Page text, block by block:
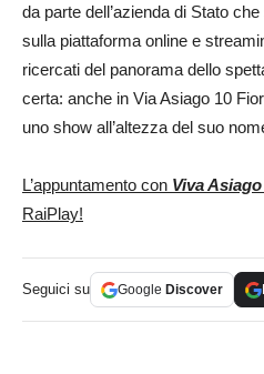
da parte dell’azienda di Stato
sulla piattaforma online e
ricercati del panorama dello
certa: anche in Via Asiago 10
uno show all’altezza del suo
L’appuntamento con Viva
RaiPlay!
Seguici su Google Discover